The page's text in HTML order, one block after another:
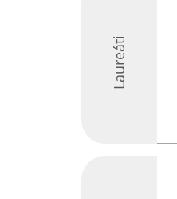
Laureáti